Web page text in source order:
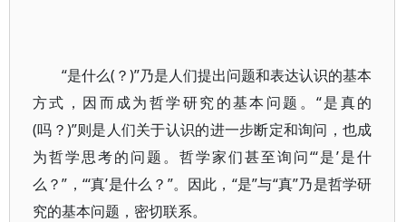
“是什么(？)”乃是人们提出问题和表达认识的基本
方式，因而成为哲学研究的基本问题。“是真的
(吗？)”则是人们关于认识的进一步断定和询问，也成
为哲学思考的问题。哲学家们甚至询问“‘是’是什
么？”，“‘真’是什么？”。因此，“是”与“真”乃是哲学研
究的基本问题，密切联系。